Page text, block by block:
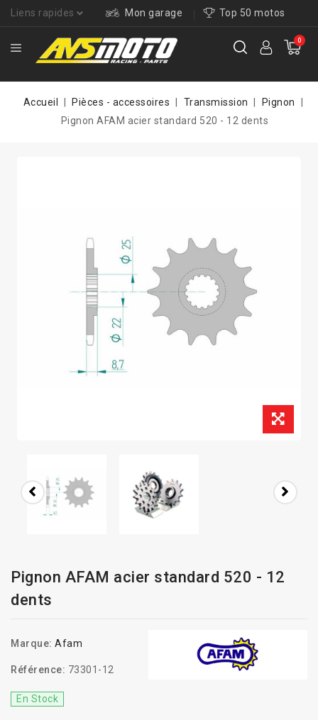
Liens rapides Mon garage Top 50 motos
0
Accueil Pièces - accessoires Transmission
Pignon
Pignon AFAM acier standard 520 - 12 dents
Pignon AFAM acier standard 520 - 12
dents
Marque: Afam
Référence: 73301-12
En Stock